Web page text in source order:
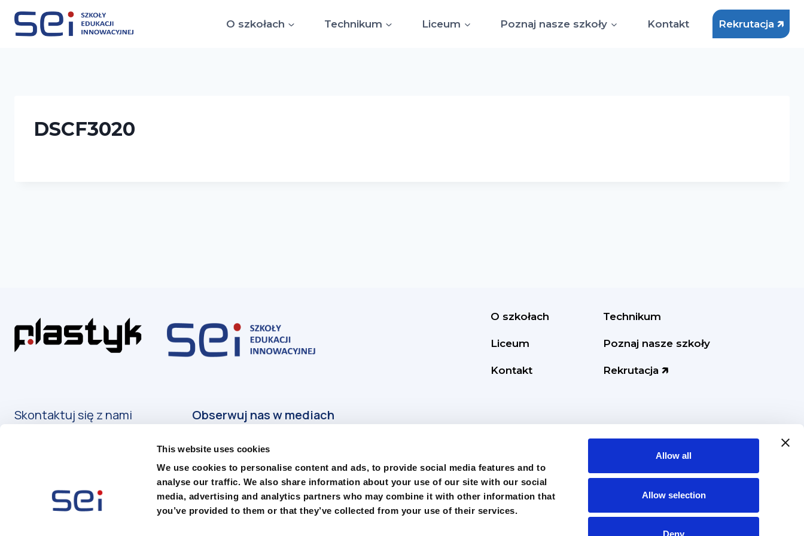
This website uses cookies
We use cookies to personalise content and ads, to provide social media features and to
analyse our traffic. We also share information about your use of our site with our social
media, advertising and analytics partners who may combine it with other information that
you’ve provided to them or that they’ve collected from your use of their services.
Allow all
Allow selection
Deny
treści
O szkołach Technikum Liceum Poznaj nasze szkoły Kontakt Rekrutacja 🡵
DSCF3020
O szkołach Technikum
Liceum Poznaj nasze szkoły
Kontakt Rekrutacja 🡵
Skontaktuj się z nami